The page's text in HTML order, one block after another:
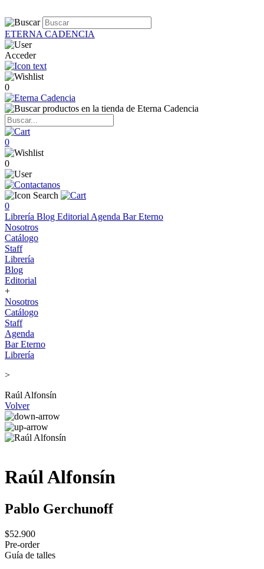
ETERNA CADENCIA
Acceder
0
0
0
0
Librería Blog Editorial Agenda Bar Eterno
Nosotros
Catálogo
Staff
Librería
Blog
Editorial
+
Nosotros
Catálogo
Staff
Agenda
Bar Eterno
Librería
>
Raúl Alfonsín
Volver
Raúl Alfonsín
Pablo Gerchunoff
$52.900
Pre-order
Guía de talles